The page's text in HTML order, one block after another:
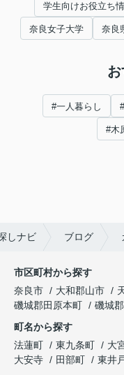
学生向けお役立ち
奈良女子大学 奈良
#一人暮らし
#木
しナビ ブログ
市区町村から探す
奈良市
大和郡山市
磯城郡田原本町
磯城
町名から探す
法蓮町
東九条町 大
大安寺
田部町 東井